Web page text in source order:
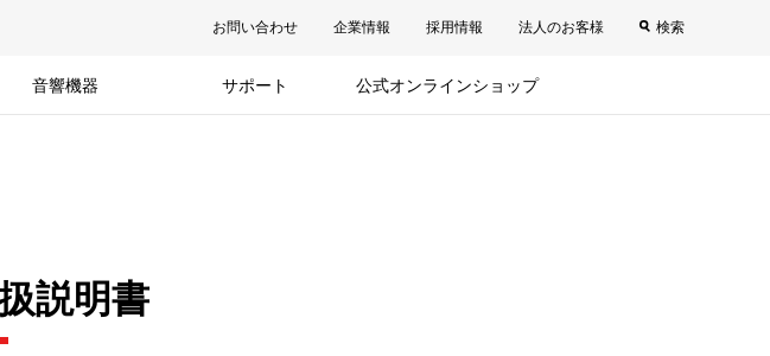
お問い合わせ 企業情報 採用情報 法人のお客様 検索
音響機器 サポート 公式オンラインショップ
説明書